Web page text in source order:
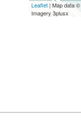
Leaflet | Map data ©
Imagery 3plusx